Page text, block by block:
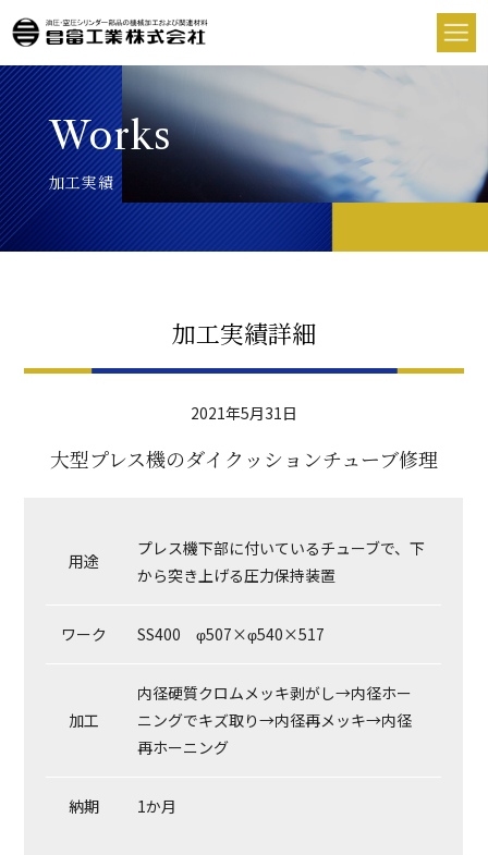
Works
加工実績
加工実績詳細
2021年5月31日
大型プレス機のダイクッションチューブ修理
用途
プレス機下部に付いているチューブで、下
から突き上げる圧力保持装置
ワーク SS400 φ507×φ540×517
加工
内径硬質クロムメッキ剥がし→内径ホー
ニングでキズ取り→内径再メッキ→内径
再ホーニング
納期 1か月